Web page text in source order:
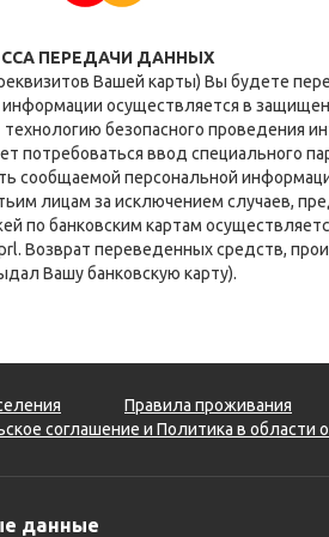
ПЕРЕДАЧИ ДАННЫХ
Вашей карты) Вы будете
осуществляется в
безопасного проведения
потребоваться ввод специального
сообщаемой персональной
лицам за исключением случаев,
по банковским картам
Возврат переведенных средств,
Вашу банковскую карту).
Правила проживания
соглашение и Политика в области
данные